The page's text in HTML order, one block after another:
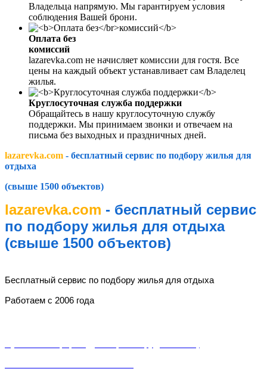
Владельца напрямую. Мы гарантируем условия
соблюдения Вашей брони.
Оплата без
комиссий
lazarevka.com не начисляет комиссии для гостя. Все
цены на каждый объект устанавливает сам Владелец
жилья.
Круглосуточная служба поддержки
Обращайтесь в нашу круглосуточную службу
поддержки. Мы принимаем звонки и отвечаем на
письма без выходных и праздничных дней.
lazarevka.com - бесплатный сервис по подбору жилья для
отдыха
(свыше 1500 объектов)
lazarevka.com - бесплатный сервис
по подбору жилья для отдыха
(свыше 1500 объектов)
Бесплатный сервис по подбору жилья для отдыха
Работаем с 2006 года